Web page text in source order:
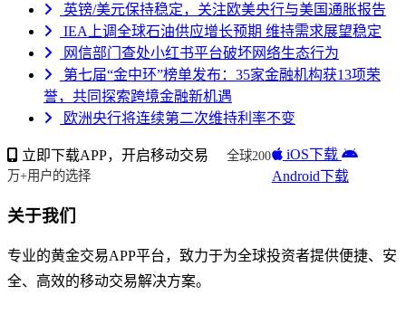
英镑/美元保持稳定，关注欧美央行与美国通胀报告
IEA上调全球石油供应增长预期 维持需求展望稳定
网信部门查处小红书平台破坏网络生态行为
第七届“金中环”榜单发布：35家金融机构获13项荣
誉，共同探索跨境金融新机遇
欧洲央行将连续第二次维持利率不变
立即下载APP，开启移动交易
全球200
万+用户的选择
iOS下载
Android下载
关于我们
专业的黄金交易APP平台，致力于为全球投资者提供便捷、安
全、高效的移动交易解决方案。